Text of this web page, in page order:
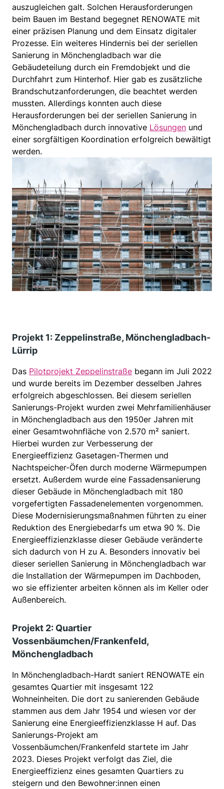
auszugleichen galt. Solchen Herausforderungen
beim Bauen im Bestand begegnet RENOWATE mit
einer präzisen Planung und dem Einsatz digitaler
Prozesse. Ein weiteres Hindernis bei der seriellen
Sanierung in Mönchengladbach war die
Gebäudeteilung durch ein Fremdobjekt und die
Durchfahrt zum Hinterhof. Hier gab es zusätzliche
Brandschutzanforderungen, die beachtet werden
mussten. Allerdings konnten auch diese
Herausforderungen bei der seriellen Sanierung in
Mönchengladbach durch innovative Lösungen und
einer sorgfältigen Koordination erfolgreich bewältigt
werden.
Projekt 1: Zeppelinstraße, Mönchengladbach-
Lürrip
Das Pilotprojekt Zeppelinstraße begann im Juli 2022
und wurde bereits im Dezember desselben Jahres
erfolgreich abgeschlossen. Bei diesem seriellen
Sanierungs-Projekt wurden zwei Mehrfamilienhäuser
in Mönchengladbach aus den 1950er Jahren mit
einer Gesamtwohnfläche von 2.570 m² saniert.
Hierbei wurden zur Verbesserung der
Energieeffizienz Gasetagen-Thermen und
Nachtspeicher-Öfen durch moderne Wärmepumpen
ersetzt. Außerdem wurde eine Fassadensanierung
dieser Gebäude in Mönchengladbach mit 180
vorgefertigten Fassadenelementen vorgenommen.
Diese Modernisierungsmaßnahmen führten zu einer
Reduktion des Energiebedarfs um etwa 90 %. Die
Energieeffizienzklasse dieser Gebäude veränderte
sich dadurch von H zu A. Besonders innovativ bei
dieser seriellen Sanierung in Mönchengladbach war
die Installation der Wärmepumpen im Dachboden,
wo sie effizienter arbeiten können als im Keller oder
Außenbereich.
Projekt 2: Quartier
Vossenbäumchen/Frankenfeld,
Mönchengladbach
In Mönchengladbach-Hardt saniert RENOWATE ein
gesamtes Quartier mit insgesamt 122
Wohneinheiten. Die dort zu sanierenden Gebäude
stammen aus dem Jahr 1954 und wiesen vor der
Sanierung eine Energieeffizienzklasse H auf. Das
Sanierungs-Projekt am
Vossenbäumchen/Frankenfeld startete im Jahr
2023. Dieses Projekt verfolgt das Ziel, die
Energieeffizienz eines gesamten Quartiers zu
steigern und den Bewohner:innen einen